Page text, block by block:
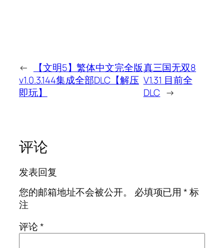
←
【文明5】繁体中文完全版
v1.0.3.144集成全部DLC【解压
即玩】
真三国无双8
V1.31 目前全
DLC →
评论
发表回复
您的邮箱地址不会被公开。
必填项已用*标
注
评论*